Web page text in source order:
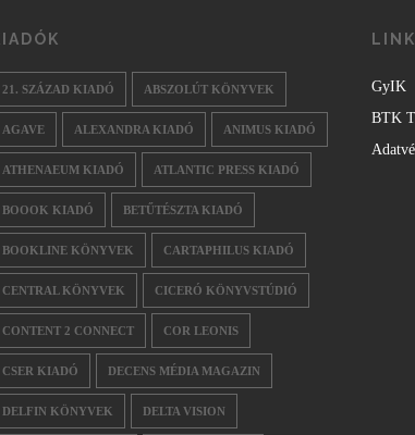
21. SZÁZAD KIADÓ ABSZOLÚT KÖNYVEK
AGAVE ALEXANDRA KIADÓ ANIMUS KIADÓ
ATHENAEUM KIADÓ ATLANTIC PRESS KIADÓ
BOOOK KIADÓ BETŰTÉSZTA KIADÓ
BOOKLINE KÖNYVEK CARTAPHILUS KIADÓ
CENTRAL KÖNYVEK CICERÓ KÖNYVSTÚDIÓ
CONTENT 2 CONNECT COR LEONIS
CSER KIADÓ DECENS MÉDIA MAGAZIN
DELFIN KÖNYVEK DELTA VISION
GyIK
BTK